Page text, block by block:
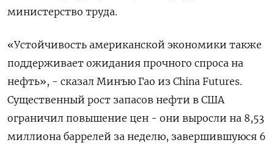
министерство труда.
«Устойчивость американской экономики также
поддерживает ожидания прочного спроса на
нефть», - сказал Минъю Гао из China Futures.
Существенный рост запасов нефти в США
ограничил повышение цен - они ​выросли на 8,⁠53
миллиона баррелей за неделю, завершившуюся 6